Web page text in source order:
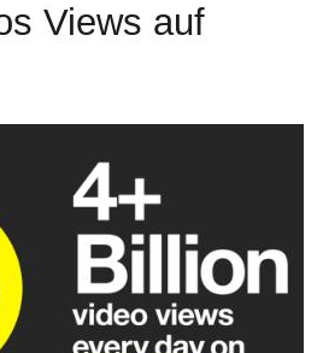
Views auf